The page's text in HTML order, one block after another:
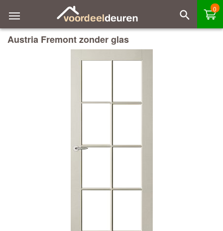
0
Austria Fremont zonder glas